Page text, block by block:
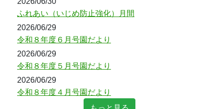
※現在はありません。